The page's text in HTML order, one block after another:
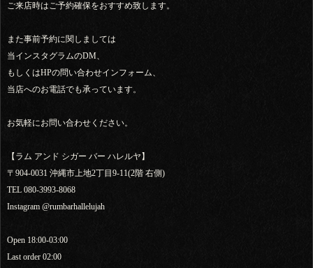
ご来店時はご予約確保をおすすめ致します。
また事前予約に関しましては
当インスタグラムのDM、
もしくはHPの問い合わせインフォーム、
当店へのお電話でも承っています。
お気軽にお問い合わせください。
【ラム アンド シガー バー ハレルヤ】
〒904-0031 沖縄市上地2丁目9-11(2階 右側)
TEL 080-3993-8068
Instagram @rumbarhallelujah
Open 18:00-03:00
Last order 02:00